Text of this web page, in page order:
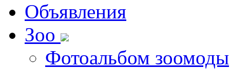
Объявления
Зоо
Фотоальбом зоомоды